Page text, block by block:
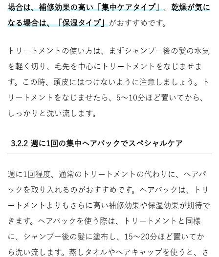
場合は、補修効果の高い「集中ケアタイプ」
乾燥が気に
なる場合は、「保湿タイプ」がおすすめです。
トリートメントの使い方は、まずシャンプー後の髪の水気
を軽く切り、毛先を中心にトリートメントをなじませま
す。この時、頭皮にはつけないように注意しましょう。ト
リートメントをなじませたら、5～10分ほど置いてから、
しっかりと洗い流します。
3.2.2 週に1回の集中ヘアパックでスペシャルケア
週に1回程度、通常のトリートメントの代わりに、ヘアパ
ックを取り入れるのがおすすめです。ヘアパックは、トリ
ートメントよりもさらに高い補修効果や保湿効果が期待で
きます。ヘアパックを使う際は、トリートメントと同様
に、シャンプー後の髪に塗布し、15～20分ほど置いてか
ら洗い流します。蒸しタオルやヘアキャップを使うと、さ